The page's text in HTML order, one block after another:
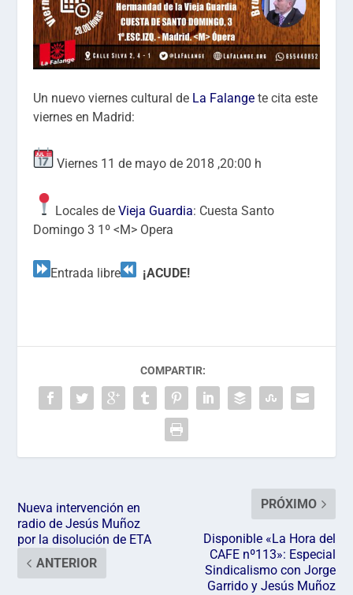
Un nuevo viernes cultural de La Falange te cita este
viernes en Madrid:
Viernes 11 de mayo de 2018 ,20:00 h
Locales deVieja Guardia: Cuesta Santo
Domingo 3 1º <M> Opera
Entrada libre ¡ACUDE!
COMPARTIR:
Nueva intervención en
radio de Jesús Muñoz
por la disolución de ETA
ANTERIOR
PRÓXIMO
Disponible «La Hora del
CAFE nº113»: Especial
Sindicalismo con Jorge
Garrido y Jesús Muñoz